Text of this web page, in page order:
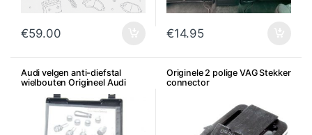
€59.00 €14.95
Audi velgen anti-diefstal
wielbouten Origineel Audi
Originele 2 polige VAG Stekker
connector